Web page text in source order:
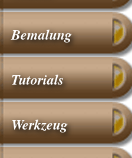
Bemalung
Tutorials
Werkzeug